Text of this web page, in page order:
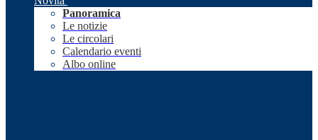
Panoramica
Le notizie
Le circolari
Calendario eventi
Albo online